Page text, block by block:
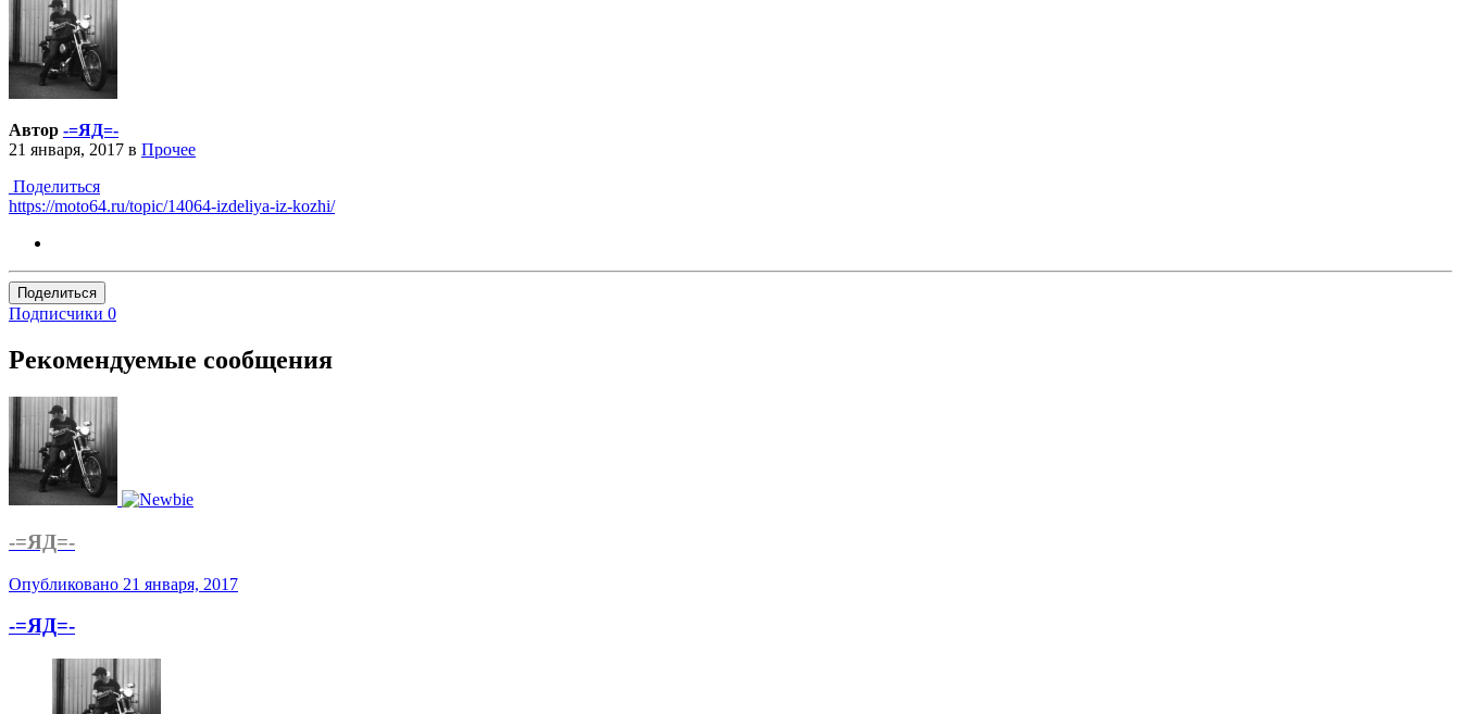
Автор -=ЯД=-
21 января, 2017 в Прочее
Поделиться
https://moto64.ru/topic/14064-izdeliya-iz-kozhi/
Поделиться
Подписчики 0
Рекомендуемые сообщения
-=ЯД=-
Опубликовано 21 января, 2017
-=ЯД=-